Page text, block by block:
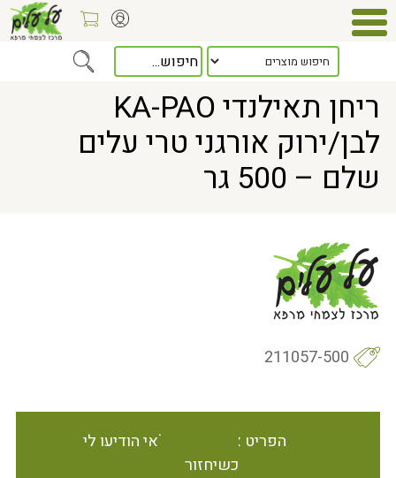
> ריחן תאילנדי KA-PAO לבן/ירוק אורגני טרי עלים שלם – 500 גר
ריחן תאילנדי KA-PAO
לבן/ירוק אורגני טרי עלים
שלם – 500 גר
211057-500
הפריט אינו זמין במלאי הודיעו לי
כשיחזור